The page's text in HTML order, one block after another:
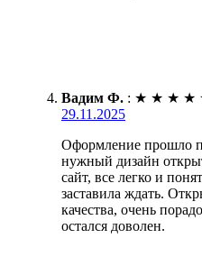
Вадим Ф. : ★ ★ ★ ★
29.11.2025
Оформление прошло
нужный дизайн
сайт, все легко и
заставила ждать.
качества, очень
остался доволен.